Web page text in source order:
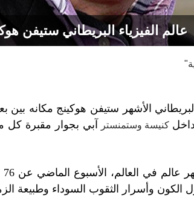
عالم الفيزياء البريطاني ستيفن
البريطاني الأشهر ستيفن هوكينج مكانه
كنيسة وستمنستر
آبي بجوار مقبرة كل
وأسرار الثقوب السوداء وطبيعة